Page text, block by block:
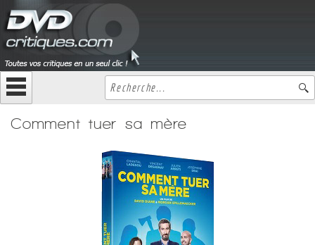
Comment tuer sa mère